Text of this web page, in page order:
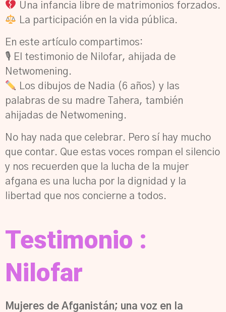
Una infancia libre de matrimonios forzados.
La participación en la vida pública.
En este artículo compartimos:
🎙 El testimonio de Nilofar, ahijada de
Netwomening.
Los dibujos de Nadia (6 años) y las
palabras de su madre Tahera, también
ahijadas de Netwomening.
No hay nada que celebrar. Pero sí hay mucho
que contar. Que estas voces rompan el silencio
y nos recuerden que la lucha de la mujer
afgana es una lucha por la dignidad y la
libertad que nos concierne a todos.
Testimonio :
Nilofar
Mujeres de Afganistán; una voz en la